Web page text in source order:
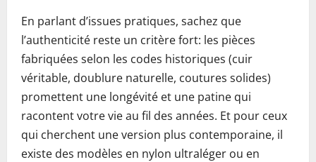
En parlant d’issues pratiques, sachez que
l’authenticité reste un critère fort: les pièces
fabriquées selon les codes historiques (cuir
véritable, doublure naturelle, coutures solides)
promettent une longévité et une patine qui
racontent votre vie au fil des années. Et pour ceux
qui cherchent une version plus contemporaine, il
existe des modèles en nylon ultraléger ou en